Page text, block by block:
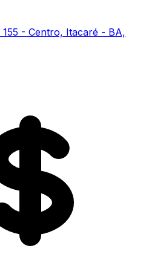
- Centro, Itacaré - BA,